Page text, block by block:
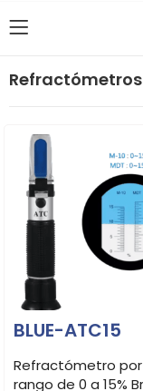
Refractómetros
BLUE-ATC15
Refractómetro
rango de 0 a 15%